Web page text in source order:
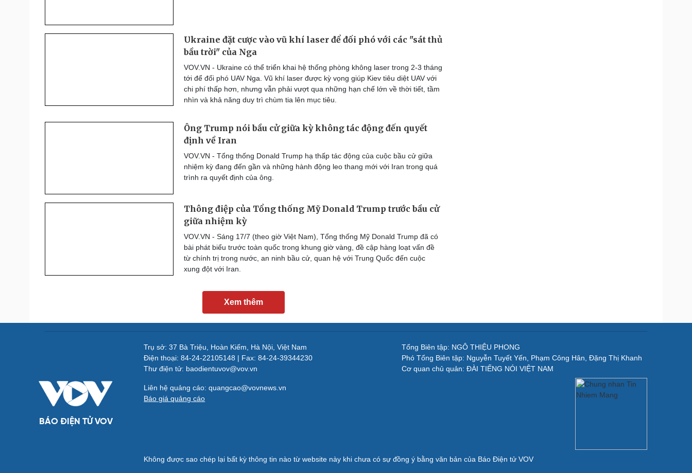
Ukraine đặt cược vào vũ khí laser để đối phó với các "sát thủ
bầu trời" của Nga
VOV.VN - Ukraine có thể triển khai hệ thống phòng không laser trong 2-3 tháng
tới để đối phó UAV Nga. Vũ khí laser được kỳ vọng giúp Kiev tiêu diệt UAV với
chi phí thấp hơn, nhưng vẫn phải vượt qua những hạn chế lớn về thời tiết, tầm
nhìn và khả năng duy trì chùm tia lên mục tiêu.
Ông Trump nói bầu cử giữa kỳ không tác động đến quyết
định về Iran
VOV.VN - Tổng thống Donald Trump hạ thấp tác động của cuộc bầu cử giữa
nhiệm kỳ đang đến gần và những hành động leo thang mới với Iran trong quá
trình ra quyết định của ông.
Thông điệp của Tổng thống Mỹ Donald Trump trước bầu cử
giữa nhiệm kỳ
VOV.VN - Sáng 17/7 (theo giờ Việt Nam), Tổng thống Mỹ Donald Trump đã có
bài phát biểu trước toàn quốc trong khung giờ vàng, đề cập hàng loạt vấn đề
từ chính trị trong nước, an ninh bầu cử, quan hệ với Trung Quốc đến cuộc
xung đột với Iran.
Xem thêm
BÁO ĐIỆN TỬ VOV
Trụ sở: 37 Bà Triệu, Hoàn Kiếm, Hà Nội, Việt Nam
Điện thoại: 84-24-22105148 | Fax: 84-24-39344230
Thư điện tử: baodientuvov@vov.vn
Liên hệ quảng cáo: quangcao@vovnews.vn
Báo giá quảng cáo
Tổng Biên tập: NGÔ THIỆU PHONG
Phó Tổng Biên tập: Nguyễn Tuyết Yến, Phạm Công Hân, Đặng Thị Khanh
Cơ quan chủ quản: ĐÀI TIẾNG NÓI VIỆT NAM
Không được sao chép lại bất kỳ thông tin nào từ website này khi chưa có sự đồng ý bằng văn bản của Báo Điện tử VOV